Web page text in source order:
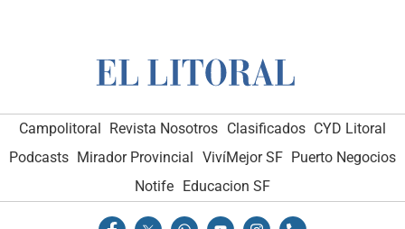
Campolitoral Revista Nosotros Clasificados CYD Litoral
Podcasts Mirador Provincial VivíMejor SF Puerto Negocios
Notife
Educacion SF